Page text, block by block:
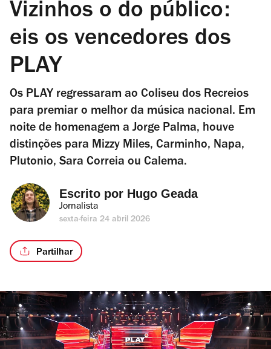
Vizinhos o do público:
eis os vencedores dos
PLAY
Os PLAY regressaram ao Coliseu dos Recreios
para premiar o melhor da música nacional. Em
noite de homenagem a Jorge Palma, houve
distinções para Mizzy Miles, Carminho, Napa,
Plutonio, Sara Correia ou Calema.
Escrito por Hugo Geada
Jornalista
sexta-feira 24 abril 2026
Partilhar